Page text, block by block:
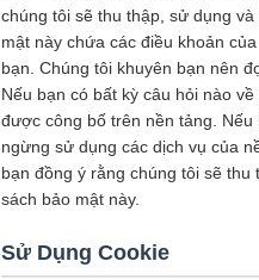
chúng tôi sẽ thu thập, sử dụng
mật này chứa các điều khoản
bạn. Chúng tôi khuyên bạn nên
Nếu bạn có bất kỳ câu hỏi nào
được công bố trên nền tảng.
ngừng sử dụng các dịch vụ của
bạn đồng ý rằng chúng tôi sẽ
sách bảo mật này.
Sử Dụng Cookie